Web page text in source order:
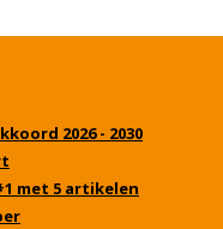
2026 - 2030
met 5 artikelen